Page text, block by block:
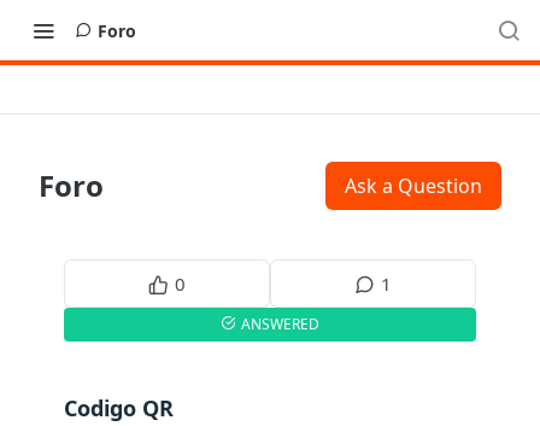
Foro
Foro Ask a Question
0 1
ANSWERED
Codigo QR